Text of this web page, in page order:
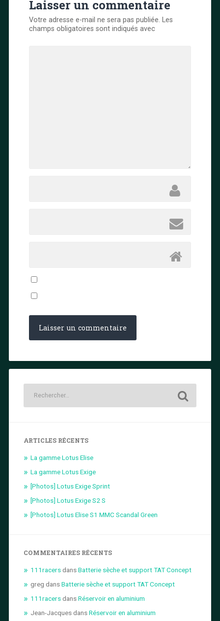
Laisser un commentaire
Votre adresse e-mail ne sera pas publiée. Les
champs obligatoires sont indiqués avec
ARTICLES RÉCENTS
La gamme Lotus Elise
La gamme Lotus Exige
[Photos] Lotus Exige Sprint
[Photos] Lotus Exige S2 S
[Photos] Lotus Elise S1 MMC Scandal Green
COMMENTAIRES RÉCENTS
111racersdansBatterie sèche et support TAT Concept
greg dansBatterie sèche et support TAT Concept
111racersdansRéservoir en aluminium
Jean-JacquesdansRéservoir en aluminium